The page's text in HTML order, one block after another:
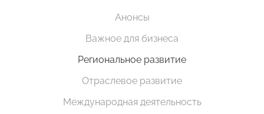
Анонсы
Важное для бизнеса
Региональное развитие
Отраслевое развитие
Международная деятельность